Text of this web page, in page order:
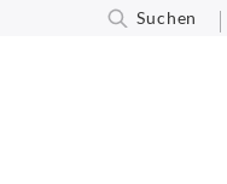
Suchen